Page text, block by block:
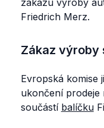
zákazu výroby
Friedrich Merz.
Zákaz výroby
Evropská komise
ukončení
součástí balíčku